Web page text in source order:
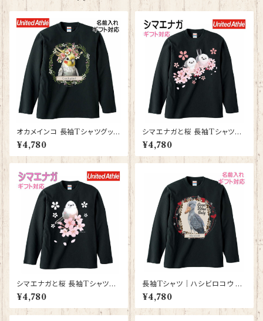
オカメインコ 長袖Tシャツグッズ
洋服 ロングTシャツ カットソー
レディース メンズ 【型番 LT-10
006】お花の王冠シリーズ
¥4,780
シマエナガと桜 長袖Tシャツグ
ッズ 洋服 ロングTシャツ カット
ソー レディース メンズ 【型番 L
T-10011】しまえなが プレゼン
¥4,780
シマエナガと桜 長袖Tシャツグ
ッズ 洋服 ロングTシャツ カット
ソー レディース メンズ 【型番 L
T-10010】しまえなが プレゼン
¥4,780
長袖Tシャツ｜ハシビロコウ グ
ッズ（黒）【型番 LT-151】KYAP
IArt きゃぴあーと
¥4,780